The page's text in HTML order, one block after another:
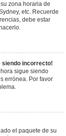
zona horaria de
etc. Recuerde
debe estar
siendo incorrecto!
sigue siendo
errónea. Por favor
el paquete de su